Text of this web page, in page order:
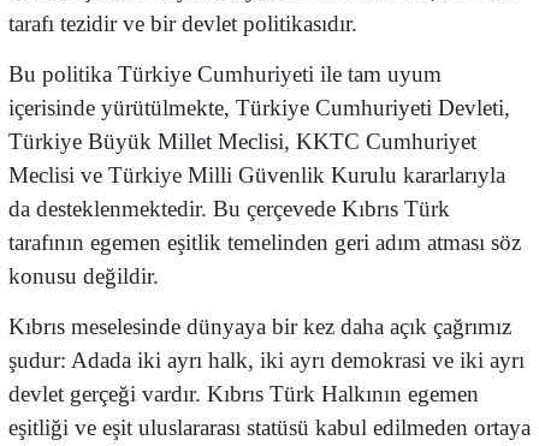
tarafı tezidir ve bir devlet politikasıdır.
Bu politika Türkiye Cumhuriyeti ile tam uyum
içerisinde yürütülmekte, Türkiye Cumhuriyeti Devleti,
Türkiye Büyük Millet Meclisi, KKTC Cumhuriyet
Meclisi ve Türkiye Milli Güvenlik Kurulu kararlarıyla
da desteklenmektedir. Bu çerçevede Kıbrıs Türk
tarafının egemen eşitlik temelinden geri adım atması söz
konusu değildir.
Kıbrıs meselesinde dünyaya bir kez daha açık çağrımız
şudur: Adada iki ayrı halk, iki ayrı demokrasi ve iki ayrı
devlet gerçeği vardır. Kıbrıs Türk Halkının egemen
eşitliği ve eşit uluslararası statüsü kabul edilmeden ortaya